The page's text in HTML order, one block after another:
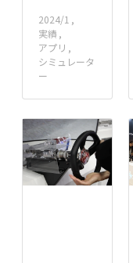
2024/1
実績
アプリ
シミュレータ
ー